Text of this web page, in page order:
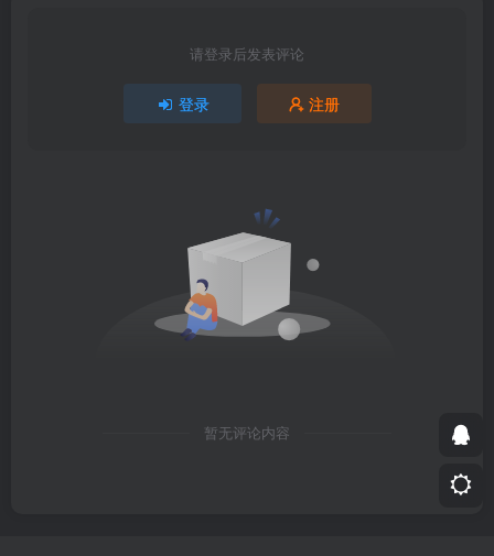
请登录后发表评论
登录 注册
暂无评论内容